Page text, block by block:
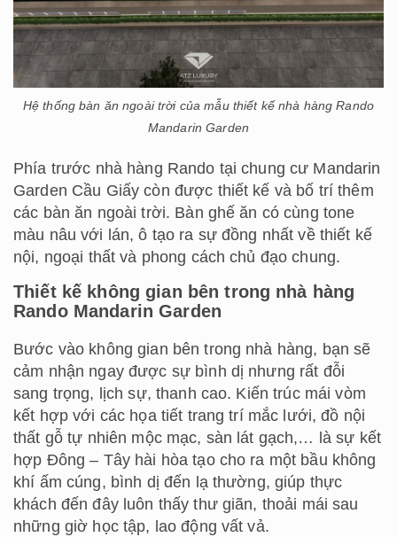
Hệ thống bàn ăn ngoài trời của mẫu thiết kế nhà hàng Rando
Mandarin Garden
Phía trước nhà hàng Rando tại chung cư Mandarin
Garden Cầu Giấy còn được thiết kế và bố trí thêm
các bàn ăn ngoài trời. Bàn ghế ăn có cùng tone
màu nâu với lán, ô tạo ra sự đồng nhất về thiết kế
nội, ngoại thất và phong cách chủ đạo chung.
Thiết kế không gian bên trong nhà hàng
Rando Mandarin Garden
Bước vào không gian bên trong nhà hàng, bạn sẽ
cảm nhận ngay được sự bình dị nhưng rất đỗi
sang trọng, lịch sự, thanh cao. Kiến trúc mái vòm
kết hợp với các họa tiết trang trí mắc lưới, đồ nội
thất gỗ tự nhiên mộc mạc, sàn lát gạch,… là sự kết
hợp Đông – Tây hài hòa tạo cho ra một bầu không
khí ấm cúng, bình dị đến lạ thường, giúp thực
khách đến đây luôn thấy thư giãn, thoải mái sau
những giờ học tập, lao động vất vả.